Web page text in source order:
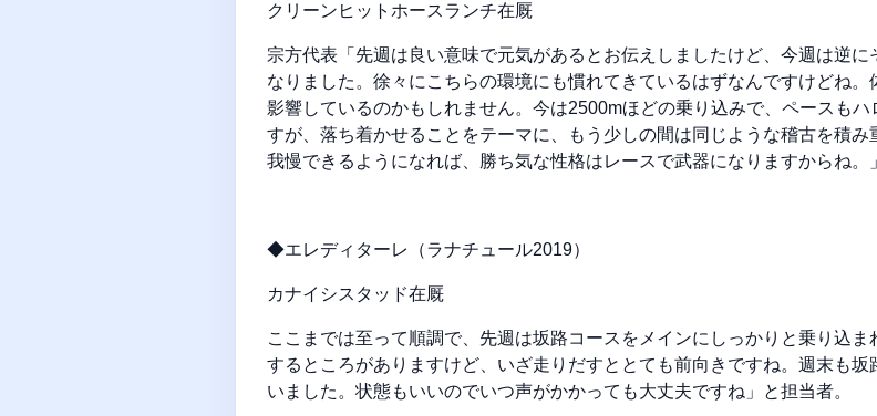
クリーンヒットホースランチ在厩
宗方代表 「先週は良い意味で元気があるとお伝えしましたけど、今週は逆
なりました。徐々にこちらの環境にも慣れてきているはずなんですけどね
影響しているのかもしれません。今は2500mほどの乗り込みで、ペースも
すが、落ち着かせることをテーマに、もう少しの間は同じような稽古を積
我慢できるようになれば、勝ち気な性格はレースで武器になりますからね。」
◆エレディターレ（ラナチュール2019）
カナイシスタッド在厩
ここまでは至って順調で、先週は坂路コースをメインにしっかりと乗り込
するところがありますけど、いざ走りだすととても前向きですね。週末も
いました。状態もいいのでいつ声がかかっても大丈夫ですね」と担当者。